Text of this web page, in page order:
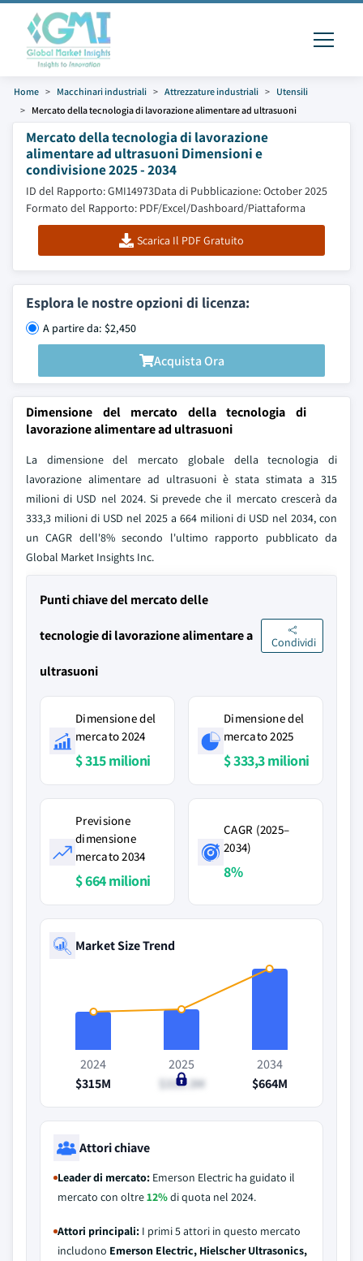
Home Macchinari industriali Attrezzature industriali
Utensili
Mercato della tecnologia di lavorazione alimentare ad ultrasuoni
Mercato della tecnologia di lavorazione
alimentare ad ultrasuoni Dimensioni e
condivisione 2025 - 2034
ID del Rapporto: GMI14973Data di Pubblicazione: October 2025
Formato del Rapporto: PDF/Excel/Dashboard/Piattaforma
Scarica Il PDF Gratuito
Esplora le nostre opzioni di licenza:
A partire da: $2,450
Acquista Ora
Dimensione del mercato della tecnologia di
lavorazione alimentare ad ultrasuoni
La dimensione del mercato globale della tecnologia di
lavorazione alimentare ad ultrasuoni è stata stimata a 315
milioni di USD nel 2024. Si prevede che il mercato crescerà da
333,3 milioni di USD nel 2025 a 664 milioni di USD nel 2034, con
un CAGR dell'8% secondo l'ultimo rapporto pubblicato da
Global Market Insights Inc.
Punti chiave del mercato delle
tecnologie di lavorazione alimentare a
ultrasuoni
Condividi
Dimensione del
mercato 2024
$ 315 milioni
Dimensione del
mercato 2025
$ 333,3 milioni
Previsione
dimensione
mercato 2034
$ 664 milioni
CAGR (2025–
2034)
8%
Market Size Trend
2024
$315M
2025
$333.3M
2034
$664M
Attori chiave
Leader di mercato: Emerson Electric ha guidato il
mercato con oltre12%di quota nel 2024.
Attori principali: I primi 5 attori in questo mercato
includono Emerson Electric, Hielscher Ultrasonics,